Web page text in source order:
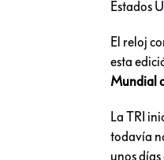
Estados
El reloj
esta
Mundial
La TRI
todavía
unos